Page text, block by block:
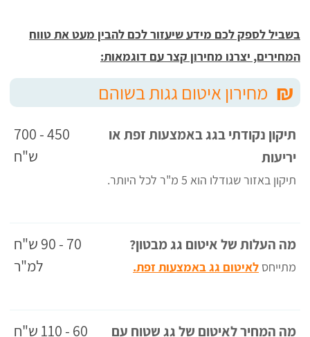
בשביל לספק לכם מידע שיעזור לכם להבין מעט את טווח
המחירים, יצרנו מחירון קצר עם דוגמאות:
₪ מחירון איטום גגות בשוהם
תיקון נקודתי בגג באמצעות זפת או
יריעות
תיקון באזור שגודלו הוא 5 מ"ר לכל היותר.
450 - 700
ש"ח
מה העלות של איטום גג מבטון?
מתייחס לאיטום גג באמצעות זפת.
70 - 90 ש"ח
למ"ר
מה המחיר לאיטום של גג שטוח עם
60 - 110 ש"ח